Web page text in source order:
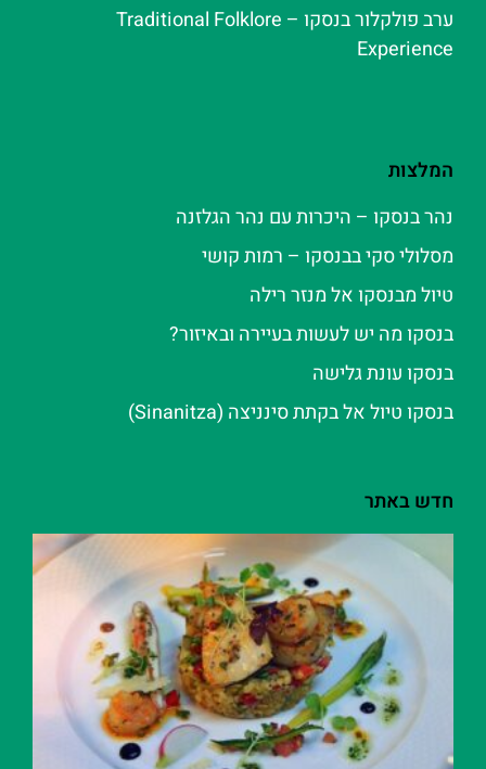
ערב פולקלור בנסקו – Traditional Folklore
Experience
המלצות
נהר בנסקו – היכרות עם נהר הגלזנה
מסלולי סקי בבנסקו – רמות קושי
טיול מבנסקו אל מנזר רילה
בנסקו מה יש לעשות בעיירה ובאיזור?
בנסקו עונת גלישה
בנסקו טיול אל בקתת סינניצה (Sinanitza)
חדש באתר